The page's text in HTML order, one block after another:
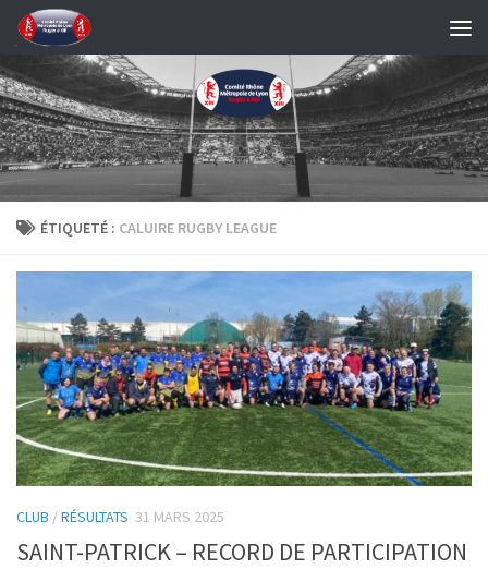
Skip to content
ÉTIQUETÉ : CALUIRE RUGBY LEAGUE
CLUB /RÉSULTATS 31 MARS 2025
SAINT-PATRICK – RECORD DE PARTICIPATION